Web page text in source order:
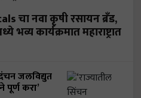
चा नवा कृषी रसायन ब्रँड,
कार्यक्रमात महाराष्ट्रात
जलविद्युत
पूर्ण करा’